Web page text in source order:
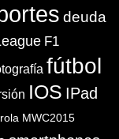
deuda
F1
fútbol
IOS IPad
MWC2015